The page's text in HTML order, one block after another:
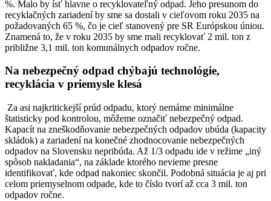
%. Malo by ísť hlavne o recyklovateľný odpad. Jeho presunom do
recyklačných zariadení by sme sa dostali v cieľovom roku 2035 na
požadovaných 65 %, čo je cieľ stanovený pre SR Európskou úniou.
Znamená to, že v roku 2035 by sme mali recyklovať 2 mil. ton z
približne 3,1 mil. ton komunálnych odpadov ročne.
Na nebezpečný odpad chýbajú technológie,
recyklácia v priemysle klesá
Za asi najkritickejší prúd odpadu, ktorý nemáme minimálne
štatisticky pod kontrolou, môžeme označiť nebezpečný odpad.
Kapacít na zneškodňovanie nebezpečných odpadov ubúda (kapacity
skládok) a zariadení na konečné zhodnocovanie nebezpečných
odpadov na Slovensku nepribúda. Až 1/3 odpadu ide v režime „iný
spôsob nakladania“, na základe ktorého nevieme presne
identifikovať, kde odpad nakoniec skončil. Podobná situácia je aj pri
celom priemyselnom odpade, kde to číslo tvorí až cca 3 mil. ton
odpadov ročne.